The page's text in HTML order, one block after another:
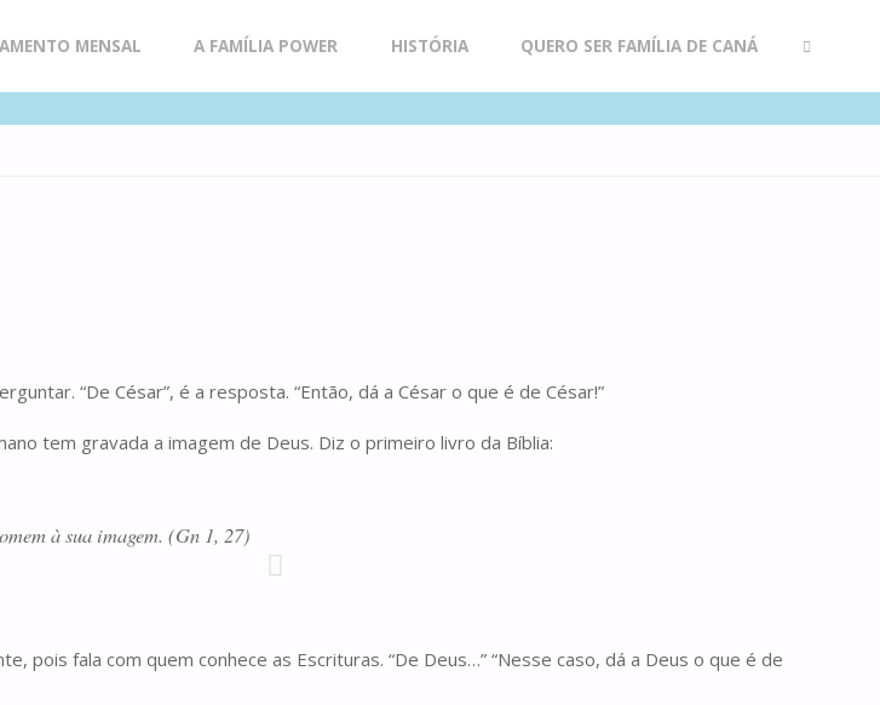
MENSAL A FAMÍLIA POWER HISTÓRIA QUERO SER FAMÍLIA DE CANÁ
“De César”, é a resposta. “Então, dá a César o que é de César!”
tem gravada a imagem de Deus. Diz o primeiro livro da Bíblia:
à sua imagem. (Gn 1, 27)
pois fala com quem conhece as Escrituras. “De Deus…” “Nesse caso, dá a Deus o que é de